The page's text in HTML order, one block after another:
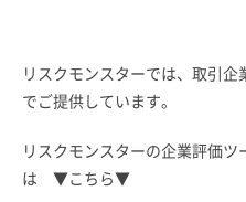
リスクモンスターでは、取引
でご提供しています。
リスクモンスターの企業評価
は ▼こちら▼